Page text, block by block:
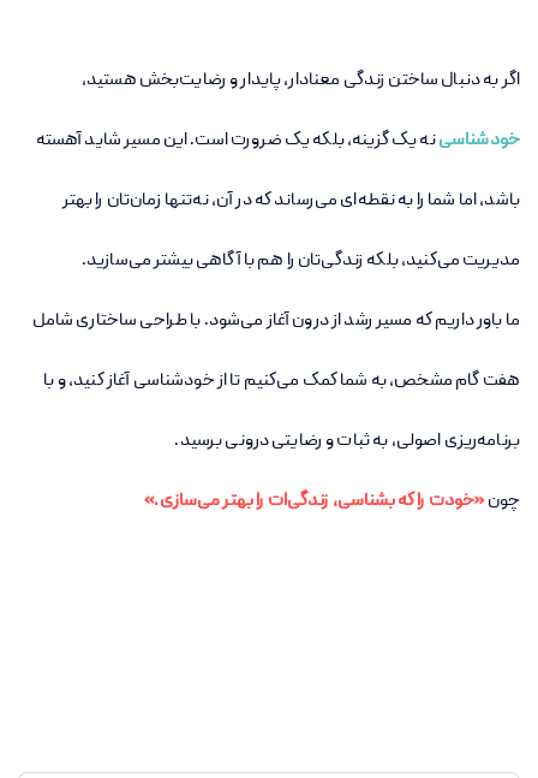
اگر به دنبال ساختن زندگی معنادار، پایدار و رضایت‌بخش هستید،
خودشناسینه یک گزینه، بلکه یک ضرورت است. این مسیر شاید آهسته
باشد، اما شما را به نقطه‌ای می‌رساند که در آن، نه‌تنها زمان‌تان را بهتر
مدیریت می‌کنید، بلکه زندگی‌تان را هم با آگاهی بیشتر می‌سازید.
ما باور داریم که مسیر رشد از درون آغاز می‌شود. با طراحی ساختاری شامل
هفت گام مشخص، به شما کمک می‌کنیم تا از خودشناسی آغاز کنید، و با
برنامه‌ریزی اصولی، به ثبات و رضایتی درونی برسید.
چون«خودت را که بشناسی، زندگی‌ات را بهتر می‌سازی.»